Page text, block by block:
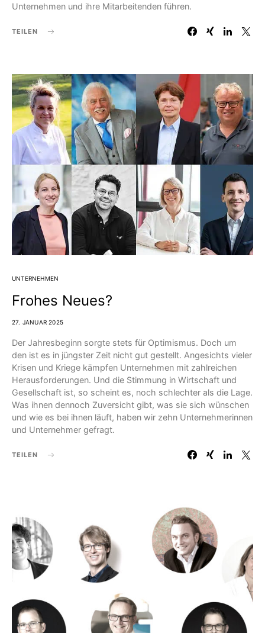
Unternehmen und ihre Mitarbeitenden führen.
TEILEN
UNTERNEHMEN
Frohes Neues?
27. JANUAR 2025
Der Jahresbeginn sorgte stets für Optimismus. Doch um
den ist es in jüngster Zeit nicht gut gestellt. Angesichts vieler
Krisen und Kriege kämpfen Unternehmen mit zahlreichen
Herausforderungen. Und die Stimmung in Wirtschaft und
Gesellschaft ist, so scheint es, noch schlechter als die Lage.
Was ihnen dennoch Zuversicht gibt, was sie sich wünschen
und wie es bei ihnen läuft, haben wir zehn Unternehmerinnen
und Unternehmer gefragt.
TEILEN